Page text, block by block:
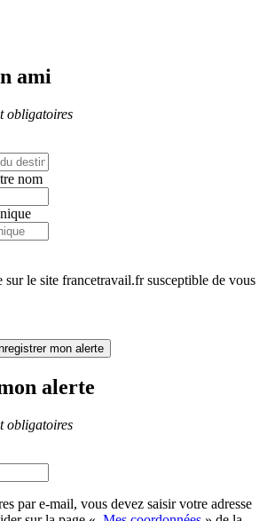
ami
obligatoires
nom
le site francetravail.fr susceptible de vous
mon alerte
alerte
obligatoires
par e-mail, vous devez saisir votre adresse